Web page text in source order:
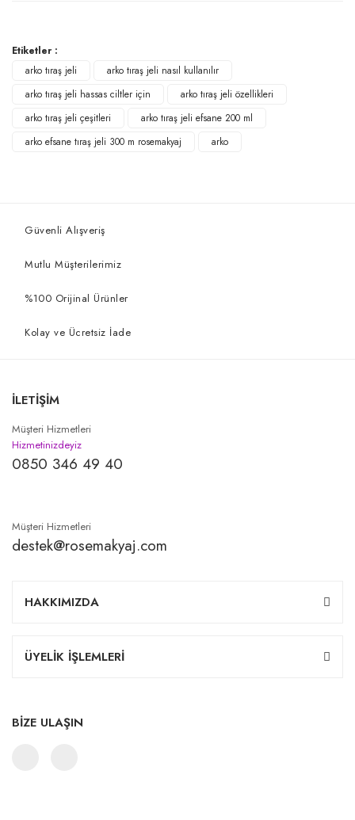
Etiketler :
arko tıraş jeli
arko tıraş jeli nasıl kullanılır
arko tıraş jeli hassas ciltler için
arko tıraş jeli özellikleri
arko tıraş jeli çeşitleri
arko tıraş jeli efsane 200 ml
arko efsane tıraş jeli 300 m rosemakyaj
arko
Güvenli Alışveriş
Mutlu Müşterilerimiz
%100 Orijinal Ürünler
Kolay ve Ücretsiz İade
İLETİŞİM
Müşteri Hizmetleri
Hizmetinizdeyiz
0850 346 49 40
Müşteri Hizmetleri
destek@rosemakyaj.com
HAKKIMIZDA
ÜYELİK İŞLEMLERİ
BİZE ULAŞIN